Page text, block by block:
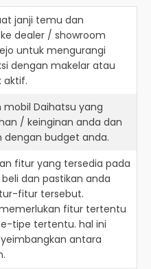
janji temu dan
dealer / showroom
untuk mengurangi
dengan makelar atau
aktif.
Daihatsu yang
/ keinginan anda dan
dengan budget anda.
fitur yang tersedia pada
dan pastikan anda
fitur tersebut.
fitur tertentu
tipe tertentu. hal ini
antara